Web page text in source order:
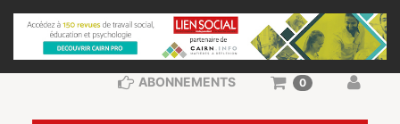
ABONNEMENTS 0